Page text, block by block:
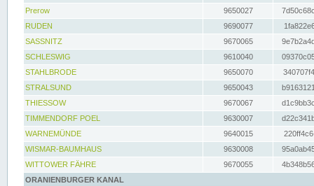
Prerow
9650027
RUDEN
9690077
SASSNITZ
9670065
SCHLESWIG
9610040
STAHLBRODE
9650070
STRALSUND
9650043
THIESSOW
9670067
TIMMENDORF POEL
9630007
WARNEMÜNDE
9640015
WISMAR-BAUMHAUS
9630008
WITTOWER FÄHRE
9670055
ORANIENBURGER KANAL